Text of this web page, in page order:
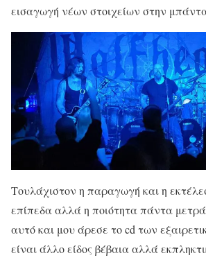
εισαγωγή νέων στοιχείων στην
Τουλάχιστον η παραγωγή και η
επίπεδα αλλά η ποιότητα πάντα
αυτό και μου άρεσε το cd των
είναι άλλο είδος βέβαια αλλά